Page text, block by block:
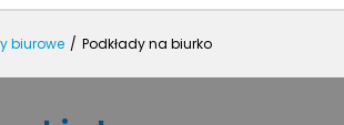
biurowe Podkłady na biurko